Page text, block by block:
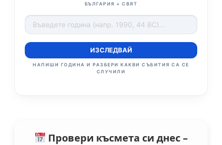
БЪЛГАРИЯ + СВЯТ
ИЗСЛЕДВАЙ
НАПИШИ ГОДИНА И РАЗБЕРИ КАКВИ СЪБИТИЯ СА СЕ
СЛУЧИЛИ
Провери късмета си днес –